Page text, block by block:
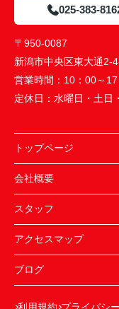
025-383-
〒950-0087
新潟市中央区東大通2-
営業時間： 10：00～
定休日： 水曜日・土日
トップページ
会社概要
スタッフ
アクセスマップ
ブログ